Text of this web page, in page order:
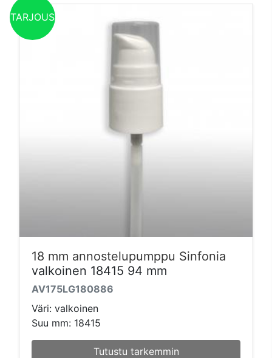
18 mm annostelupumppu Sinfonia
valkoinen 18415 94 mm
AV175LG180886
Väri: valkoinen
Suu mm: 18415
Tutustu tarkemmin
TARJOUS